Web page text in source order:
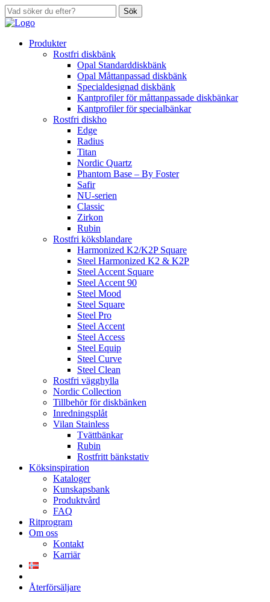
Sök
Produkter
Rostfri diskbänk
Opal Standarddiskbänk
Opal Måttanpassad diskbänk
Specialdesignad diskbänk
Kantprofiler för måttanpassade diskbänkar
Kantprofiler för specialbänkar
Rostfri diskho
Edge
Radius
Titan
Nordic Quartz
Phantom Base – By Foster
Safir
NU-serien
Classic
Zirkon
Rubin
Rostfri köksblandare
Harmonized K2/K2P Square
Steel Harmonized K2 & K2P
Steel Accent Square
Steel Accent 90
Steel Mood
Steel Square
Steel Pro
Steel Accent
Steel Access
Steel Equip
Steel Curve
Steel Clean
Rostfri vägghylla
Nordic Collection
Tillbehör för diskbänken
Inredningsplåt
Vilan Stainless
Tvättbänkar
Rubin
Rostfritt bänkstativ
Köksinspiration
Kataloger
Kunskapsbank
Produktvård
FAQ
Ritprogram
Om oss
Kontakt
Karriär
Återförsäljare